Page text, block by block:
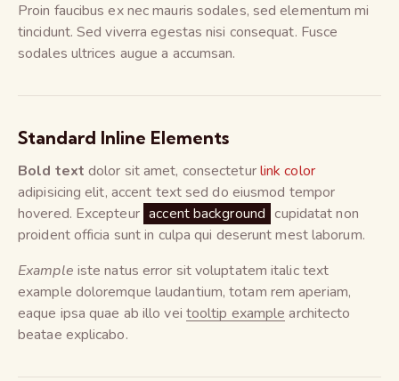
Proin faucibus ex nec mauris sodales, sed elementum mi
tincidunt. Sed viverra egestas nisi consequat. Fusce
sodales ultrices augue a accumsan.
Standard Inline Elements
Bold text dolor sit amet, consecteturlink color
adipisicing elit, accent text sed do eiusmod tempor
hovered. Excepteur accent background cupidatat non
proident officia sunt in culpa qui deserunt mest laborum.
Example iste natus error sit voluptatem italic text
example doloremque laudantium, totam rem aperiam,
eaque ipsa quae ab illo vei tooltip example architecto
beatae explicabo.